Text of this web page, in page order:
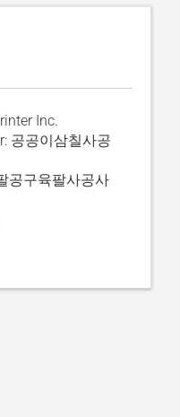
Inc.
공공이삼칠사공
공구육팔사공사